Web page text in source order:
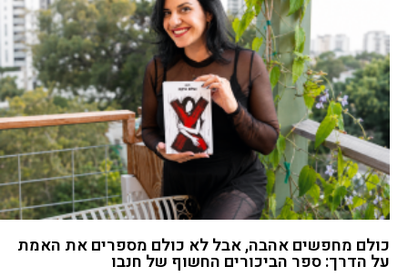
כולם מחפשים אהבה, אבל לא כולם מספרים את האמת
על הדרך: ספר הביכורים החשוף של חנבו